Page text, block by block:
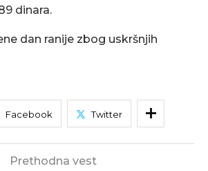
dinara.
dan ranije zbog uskršnjih
Facebook Twitter
Prethodna vest